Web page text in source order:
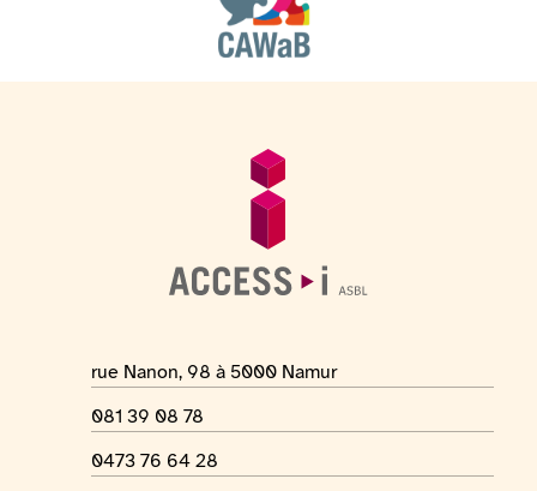
Informations générales
Adresse du lieu
rue Nanon, 98 à 5000 Namur
Numéro de téléphone
081 39 08 78
Numéro Whatsapp
0473 76 64 28